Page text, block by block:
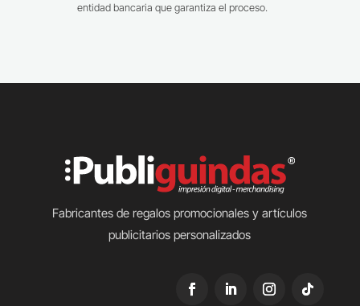
entidad bancaria que garantiza el proceso.
Fabricantes de regalos promocionales y artículos
publicitarios personalizados